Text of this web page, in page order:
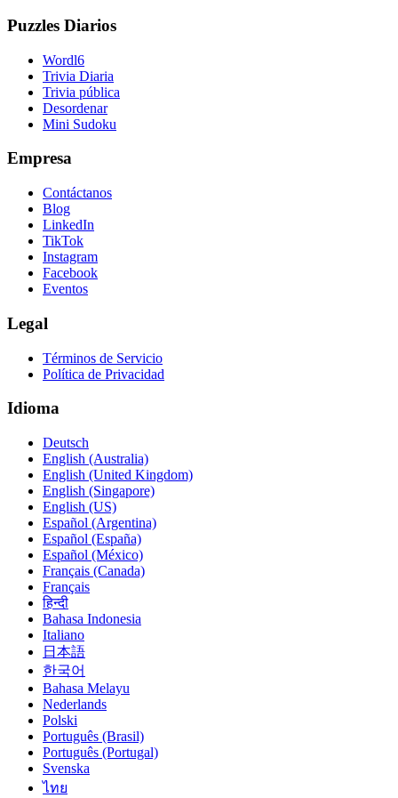
Puzzles Diarios
Wordl6
Trivia Diaria
Trivia pública
Desordenar
Mini Sudoku
Empresa
Contáctanos
Blog
LinkedIn
TikTok
Instagram
Facebook
Eventos
Legal
Términos de Servicio
Política de Privacidad
Idioma
Deutsch
English (Australia)
English (United Kingdom)
English (Singapore)
English (US)
Español (Argentina)
Español (España)
Español (México)
Français (Canada)
Français
हिन्दी
Bahasa Indonesia
Italiano
日本語
한국어
Bahasa Melayu
Nederlands
Polski
Português (Brasil)
Português (Portugal)
Svenska
ไทย